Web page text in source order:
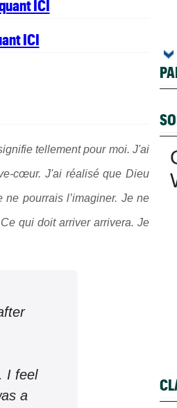
ICI
ICI
tellement pour moi. J'ai
cœur. J'ai réalisé que Dieu
pourrais l’imaginer. Je ne
qui doit arriver arrivera. Je
I feel
a